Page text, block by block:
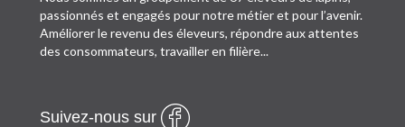
passionnés et engagés pour notre métier et pour l’avenir.
Améliorer le revenu des éleveurs, répondre aux attentes
des consommateurs, travailler en filière...
Suivez-nous sur